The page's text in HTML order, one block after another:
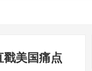
戳美国痛点